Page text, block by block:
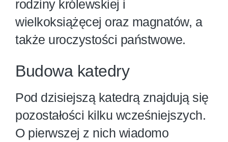
rodziny królewskiej i
wielkoksiążęcej oraz magnatów, a
także uroczystości państwowe.
Budowa katedry
Pod dzisiejszą katedrą znajdują się
pozostałości kilku wcześniejszych.
O pierwszej z nich wiadomo